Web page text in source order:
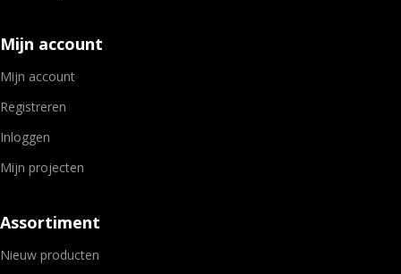
Mijn account
Mijn account
Registreren
Inloggen
Mijn projecten
Assortiment
Nieuw producten